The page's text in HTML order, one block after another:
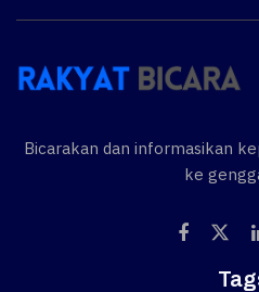
Bicarakan dan informasikan
ke